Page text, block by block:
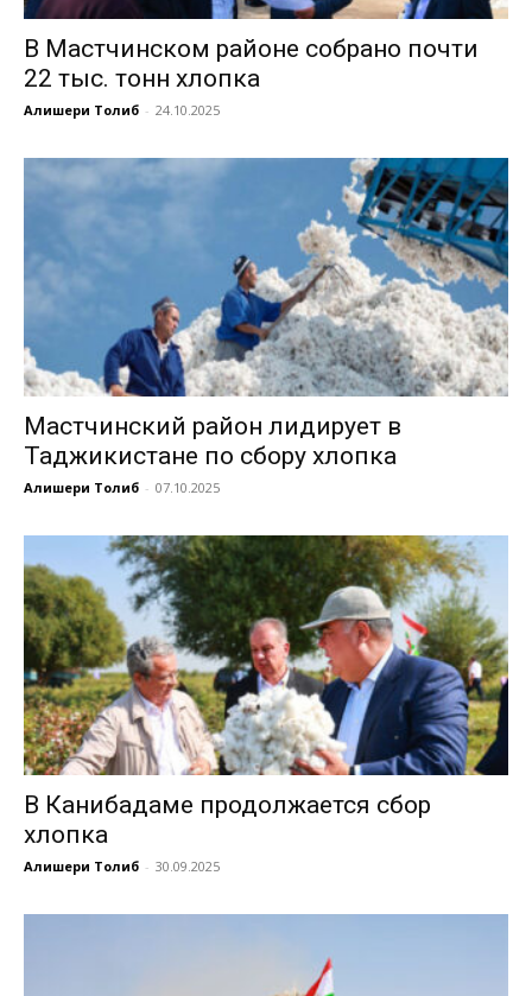
В Мастчинском районе собрано почти
22 тыс. тонн хлопка
Алишери Толиб - 24.10.2025
Мастчинский район лидирует в
Таджикистане по сбору хлопка
Алишери Толиб - 07.10.2025
В Канибадаме продолжается сбор
хлопка
Алишери Толиб - 30.09.2025